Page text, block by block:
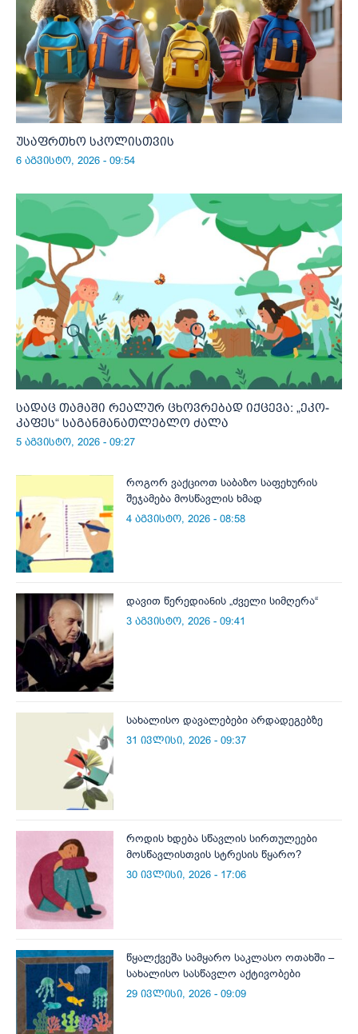
უსაფრთხო სკოლისთვის
6 აგვისტო, 2026 - 09:54
სადაც თამაში რეალურ ცხოვრებად იქცევა: „ეკო-
კაფეს“ საგანმანათლებლო ძალა
5 აგვისტო, 2026 - 09:27
როგორ ვაქციოთ საბაზო საფეხურის
შეჯამება მოსწავლის ხმად
4 აგვისტო, 2026 - 08:58
დავით წერედიანის „ძველი სიმღერა“
3 აგვისტო, 2026 - 09:41
სახალისო დავალებები არდადეგებზე
31 ივლისი, 2026 - 09:37
როდის ხდება სწავლის სირთულეები
მოსწავლისთვის სტრესის წყარო?
30 ივლისი, 2026 - 17:06
წყალქვეშა სამყარო საკლასო ოთახში –
სახალისო სასწავლო აქტივობები
29 ივლისი, 2026 - 09:09